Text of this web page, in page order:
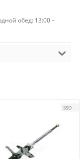
обед: 13:00 –
SSD